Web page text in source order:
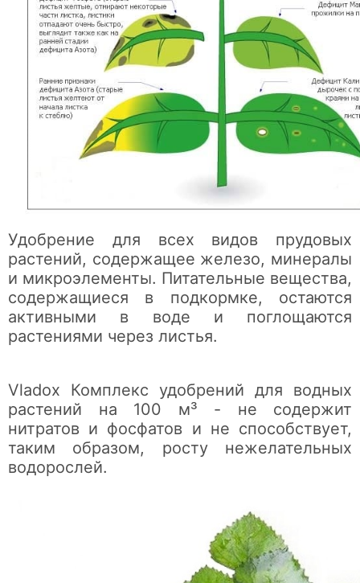
Удобрение для всех видов прудовых
растений, содержащее железо, минералы
и микроэлементы. Питательные вещества,
содержащиеся в подкормке, остаются
активными в воде и поглощаются
растениями через листья.
Vladox Комплекс удобрений для водных
растений на 100 м³ - не содержит
нитратов и фосфатов и не способствует,
таким образом, росту нежелательных
водорослей.